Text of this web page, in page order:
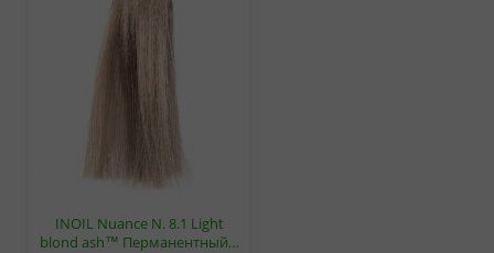
INOIL Nuance N. 8.1 Light
blond ash™ Перманентный…